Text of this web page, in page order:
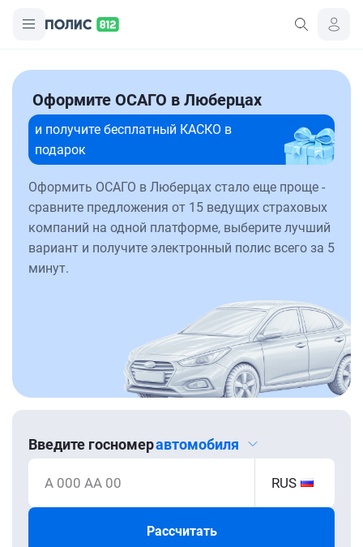
Оформите ОСАГО в Люберцах
и получите бесплатный КАСКО в
подарок
Оформить ОСАГО в Люберцах стало еще проще -
сравните предложения от 15 ведущих страховых
компаний на одной платформе, выберите лучший
вариант и получите электронный полис всего за 5
минут.
Введите госномеравтомобиля
А 000 АА 00 RUS
Рассчитать